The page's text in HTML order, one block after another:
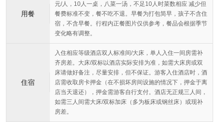
用餐
元/人，10人一桌，八菜一汤，不足10人时菜数相应 减少但
餐费标准不变，餐不吃不退。早餐为打包简早，孩子不含住
宿，不含早餐。行程内正餐图片仅供参考，餐品会根据季节
变化略有调整。
住宿
入住相应等级酒店双人标准间/大床，单人入住一间房需补
齐房差。大床/双标以酒店实际安排为准，如需大床房或双
床请做好备注，尽量安排，但不保证。游客入住酒店时，酒
店需收取房卡押金（在不损坏房间设施的情况下，押金于离
店当天退还），押金需游客自行支付。酒店无正规三人间，
如需三人间需大床/双标加床（多为板床或钢丝床）或现补
房差。